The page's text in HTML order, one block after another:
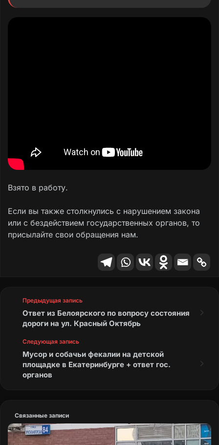
Взято в работу.
Если вы также столкнулись с нарушением закона
или с бездействием государственных органов, то
присылайте свои обращения нам.
Предыдущая запись
Ответ из Белоярского по вопросу состояния
дороги на ул. Красный Октябрь
Следующая запись
Мусор и собачьи фекалии на детской
площадке в Екатеринбурге + ответ гос.
органов
Связанные записи